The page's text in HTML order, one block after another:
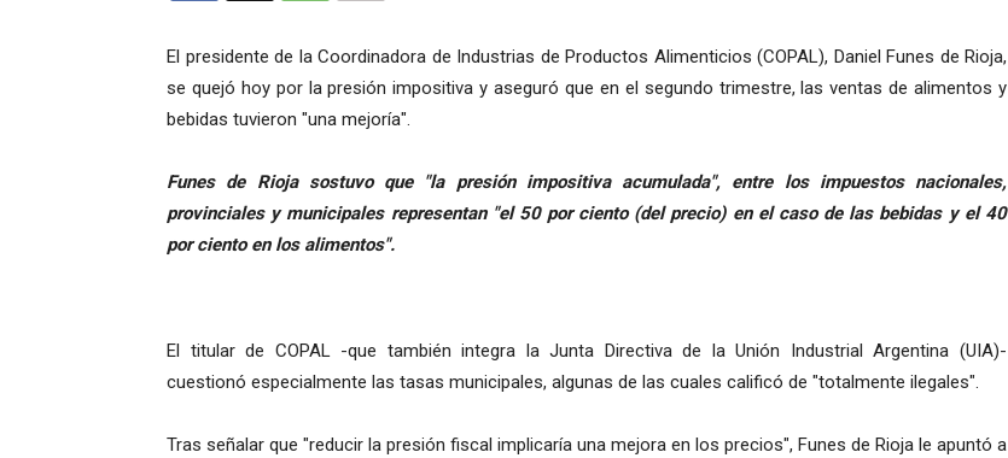
El presidente de la Coordinadora de Industrias de Productos Alimenticios (COPAL), Daniel Funes de Rioja,
se quejó hoy por la presión impositiva y aseguró que en el segundo trimestre, las ventas de alimentos y
bebidas tuvieron "una mejoría".
Funes de Rioja sostuvo que "la presión impositiva acumulada", entre los impuestos nacionales,
provinciales y municipales representan "el 50 por ciento (del precio) en el caso de las bebidas y el 40
por ciento en los alimentos".
El titular de COPAL -que también integra la Junta Directiva de la Unión Industrial Argentina (UIA)-
cuestionó especialmente las tasas municipales, algunas de las cuales calificó de "totalmente ilegales".
Tras señalar que "reducir la presión fiscal implicaría una mejora en los precios", Funes de Rioja le apuntó a